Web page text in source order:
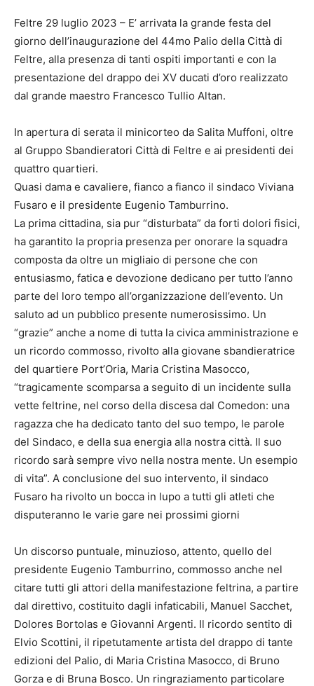
Feltre 29 luglio 2023 – E’ arrivata la grande festa del
giorno dell’inaugurazione del 44mo Palio della Città di
Feltre, alla presenza di tanti ospiti importanti e con la
presentazione del drappo dei XV ducati d’oro realizzato
dal grande maestro Francesco Tullio Altan.
In apertura di serata il minicorteo da Salita Muffoni, oltre
al Gruppo Sbandieratori Città di Feltre e ai presidenti dei
quattro quartieri.
Quasi dama e cavaliere, fianco a fianco il sindaco Viviana
Fusaro e il presidente Eugenio Tamburrino.
La prima cittadina, sia pur “disturbata” da forti dolori fisici,
ha garantito la propria presenza per onorare la squadra
composta da oltre un migliaio di persone che con
entusiasmo, fatica e devozione dedicano per tutto l’anno
parte del loro tempo all’organizzazione dell’evento. Un
saluto ad un pubblico presente numerosissimo. Un
“grazie” anche a nome di tutta la civica amministrazione e
un ricordo commosso, rivolto alla giovane sbandieratrice
del quartiere Port’Oria, Maria Cristina Masocco,
“tragicamente scomparsa a seguito di un incidente sulla
vette feltrine, nel corso della discesa dal Comedon: una
ragazza che ha dedicato tanto del suo tempo, le parole
del Sindaco, e della sua energia alla nostra città. Il suo
ricordo sarà sempre vivo nella nostra mente. Un esempio
di vita”. A conclusione del suo intervento, il sindaco
Fusaro ha rivolto un bocca in lupo a tutti gli atleti che
disputeranno le varie gare nei prossimi giorni
Un discorso puntuale, minuzioso, attento, quello del
presidente Eugenio Tamburrino, commosso anche nel
citare tutti gli attori della manifestazione feltrina, a partire
dal direttivo, costituito dagli infaticabili, Manuel Sacchet,
Dolores Bortolas e Giovanni Argenti. Il ricordo sentito di
Elvio Scottini, il ripetutamente artista del drappo di tante
edizioni del Palio, di Maria Cristina Masocco, di Bruno
Gorza e di Bruna Bosco. Un ringraziamento particolare